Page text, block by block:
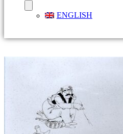
ENGLISH